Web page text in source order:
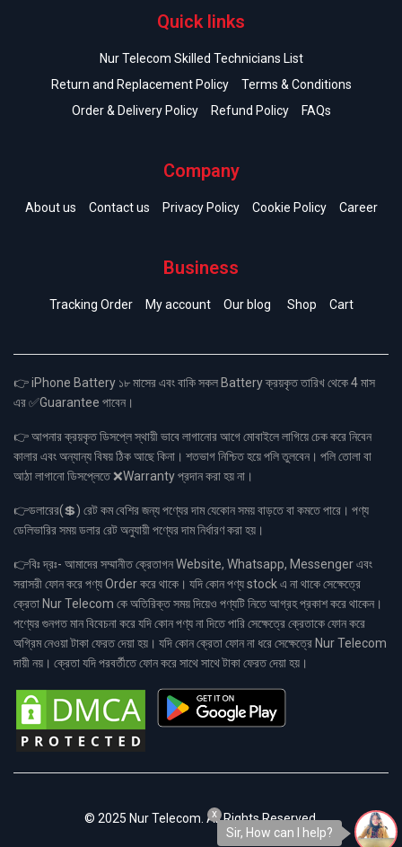
Quick links
Nur Telecom Skilled Technicians List
Return and Replacement Policy
Terms & Conditions
Order & Delivery Policy
Refund Policy FAQs
Company
About us Contact us Privacy Policy Cookie Policy Career
Business
Tracking Order My account Our blog Shop Cart
👉 iPhone Battery ১৮ মাসের এবং বাকি সকল Battery ক্রয়কৃত তারিখ থেকে 4 মাস
এর ✅Guarantee পাবেন।
👉 আপনার ক্রয়কৃত ডিসপ্লে স্থায়ী ভাবে লাগানোর আগে মোবাইলে লাগিয়ে চেক করে নিবেন
কালার এবং অন্যান্য বিষয় ঠিক আছে কিনা। শতভাগ নিশ্চিত হয়ে পলি তুলবেন। পলি তোলা বা
আঠা লাগানো ডিসপ্লেতে ❌Warranty প্রদান করা হয় না।
👉ডলারের(💲) রেট কম বেশির জন্য পণ্যের দাম যেকোন সময় বাড়তে বা কমতে পারে। পণ্য
ডেলিভারির সময় ডলার রেট অনুযায়ী পণ্যের দাম নির্ধারণ করা হয়।
👉বিঃ দ্রঃ- আমাদের সম্মানীত ক্রেতাগন Website, Whatsapp, Messenger এবং
সরাসরী ফোন করে পণ্য Order করে থাকে। যদি কোন পণ্য stock এ না থাকে সেক্ষেত্রে
ক্রেতা Nur Telecom কে অতিরিক্ত সময় দিয়েও পণ্যটি নিতে আগ্রহ প্রকাশ করে থাকেন।
পণ্যের গুনগত মান বিবেচনা করে যদি কোন পণ্য না দিতে পারি সেক্ষেত্রে ক্রেতাকে ফোন করে
অগ্রিম নেওয়া টাকা ফেরত দেয়া হয়। যদি কোন ক্রেতা ফোন না ধরে সেক্ষেত্রে Nur Telecom
দায়ী নয়। ক্রেতা যদি পরবর্তীতে ফোন করে সাথে সাথে টাকা ফেরত দেয়া হয়।
© 2025 Nur Telecom. All Rights Reserved.
Sir, How can I help?
x